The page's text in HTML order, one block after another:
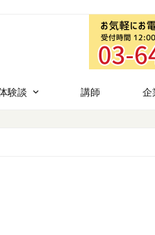
験談 講師 企